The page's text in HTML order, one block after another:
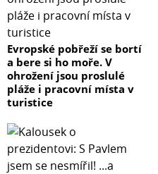
Evropské pobřeží se bortí
a bere si ho moře. V
ohrožení jsou proslulé
pláže i pracovní místa v
turistice